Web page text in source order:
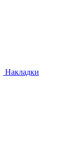
Накладки